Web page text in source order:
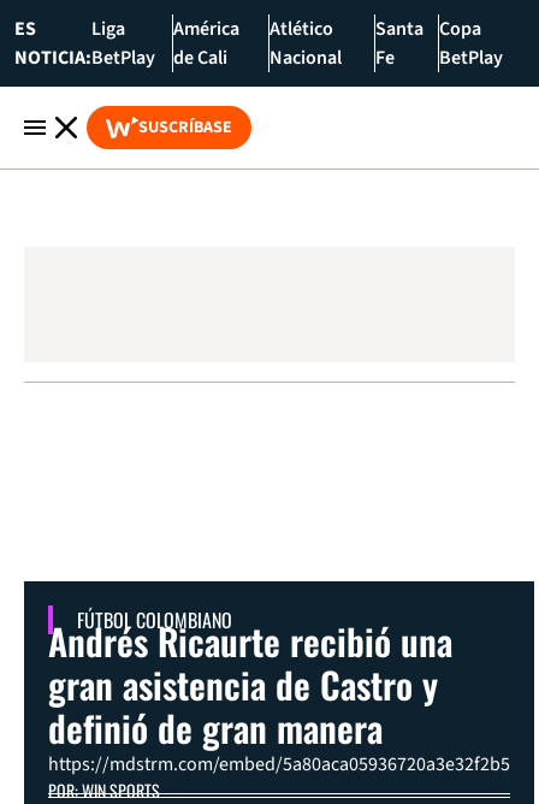
ES
NOTICIA:
Liga
BetPlay
América
de Cali
Atlético
Nacional
Santa
Fe
Copa
BetPlay
SUSCRÍBASE
FÚTBOL COLOMBIANO
Andrés Ricaurte recibió una
gran asistencia de Castro y
definió de gran manera
https://mdstrm.com/embed/5a80aca05936720a3e32f2b5
POR: WIN SPORTS